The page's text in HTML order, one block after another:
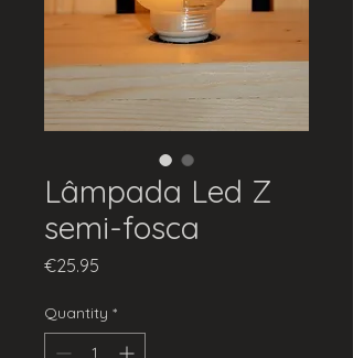
Lâmpada Led Z
semi-fosca
€25.95
Quantity *